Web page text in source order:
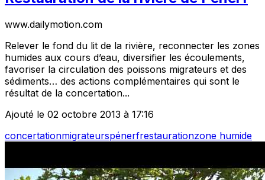
www.dailymotion.com
Relever le fond du lit de la rivière, reconnecter les zones
humides aux cours d’eau, diversifier les écoulements,
favoriser la circulation des poissons migrateurs et des
sédiments… des actions complémentaires qui sont le
résultat de la concertation...
Ajouté le 02 octobre 2013 à 17:16
concertationmigrateurspénerfrestaurationzone humide